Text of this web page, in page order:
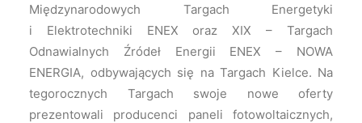
Międzynarodowych Targach Energetyki
i Elektrotechniki ENEX oraz XIX – Targach
Odnawialnych Źródeł Energii ENEX – NOWA
ENERGIA, odbywających się na Targach Kielce. Na
tegorocznych Targach swoje nowe oferty
prezentowali producenci paneli fotowoltaicznych,